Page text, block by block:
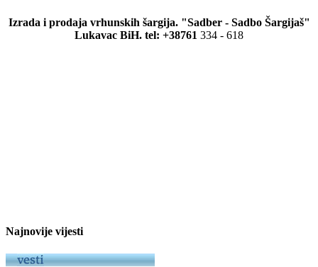
Izrada i prodaja vrhunskih šargija. "Sadber - Sadbo Šargijaš"
Lukavac BiH. tel: +38761 334 - 618
Najnovije vijesti